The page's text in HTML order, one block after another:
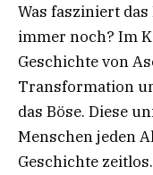
Was fasziniert
immer noch? Im
Geschichte von
Transformation
das Böse. Diese
Menschen jeden
Geschichte